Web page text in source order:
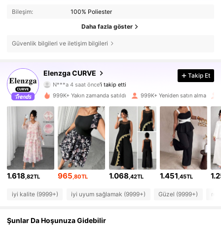
Bileşim: 100% Poliester
Daha fazla göster
Güvenlik bilgileri ve iletişim bilgileri
Elenzga CURVE
4,73
649K Takipçiler
N***a 4 saat önce'i takip etti
4,73
649K Takipçiler
4,73 649K Takipçiler
4,73 649K Takipçiler
4,73 649K Takipçiler
Takip Et
999K+ Yakın zamanda satıldı 999K+ Yeniden satın alma
1.618,82TL 965,80TL 1.068,42TL 1.451,45TL
iyi kalite (9999+) iyi uyum sağlamak (9999+) Güzel (9999+)
Şunlar Da Hoşunuza Gidebilir